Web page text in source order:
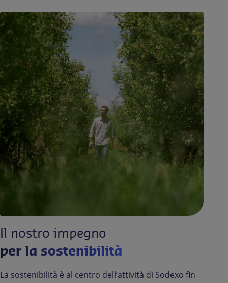
Il nostro impegno
per la sostenibilità
La sostenibilità è al centro dell’attività di Sodexo fin